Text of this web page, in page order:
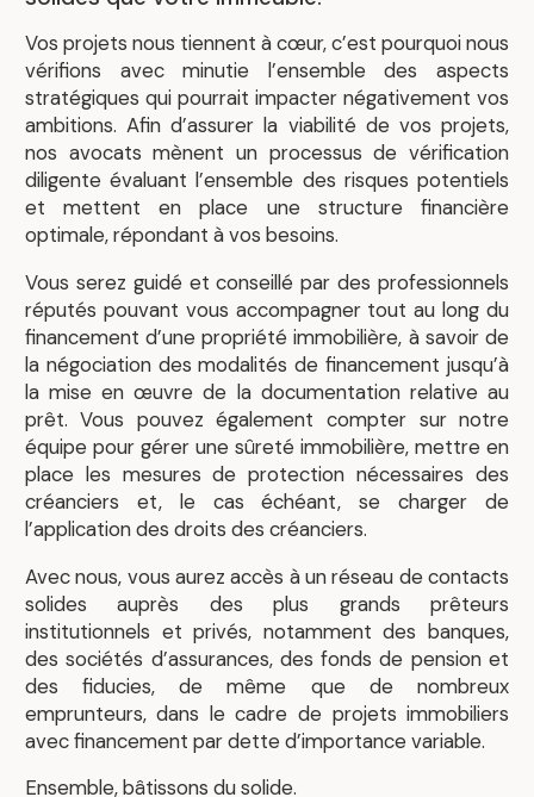
Vos projets nous tiennent à cœur, c’est pourquoi nous
vérifions avec minutie l’ensemble des aspects
stratégiques qui pourrait impacter négativement vos
ambitions. Afin d’assurer la viabilité de vos projets,
nos avocats mènent un processus de vérification
diligente évaluant l’ensemble des risques potentiels
et mettent en place une structure financière
optimale, répondant à vos besoins.
Vous serez guidé et conseillé par des professionnels
réputés pouvant vous accompagner tout au long du
financement d’une propriété immobilière, à savoir de
la négociation des modalités de financement jusqu’à
la mise en œuvre de la documentation relative au
prêt. Vous pouvez également compter sur notre
équipe pour gérer une sûreté immobilière, mettre en
place les mesures de protection nécessaires des
créanciers et, le cas échéant, se charger de
l’application des droits des créanciers.
Avec nous, vous aurez accès à un réseau de contacts
solides auprès des plus grands prêteurs
institutionnels et privés, notamment des banques,
des sociétés d’assurances, des fonds de pension et
des fiducies, de même que de nombreux
emprunteurs, dans le cadre de projets immobiliers
avec financement par dette d’importance variable.
Ensemble, bâtissons du solide.